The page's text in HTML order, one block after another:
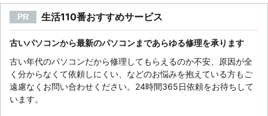
PR 生活110番おすすめサービス
古いパソコンから最新のパソコンまであらゆる修理を承ります
古い年代のパソコンだから修理してもらえるのか不安、原因が全
く分からなくて依頼しにくい、などのお悩みを抱えている方もご
遠慮なくお問い合わせください。24時間365日依頼をお待ちして
います。